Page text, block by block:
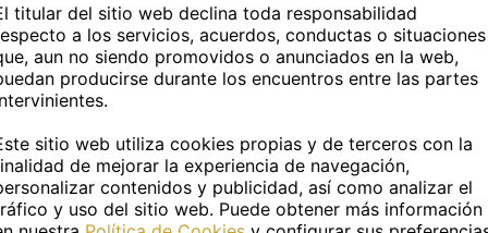
MUSICA
AL PARCHIS
TELEVISION
PELICULA
IR A UN RESTAURANTE
PASEAR POR LA
titular del sitio web declina toda responsabilidad
a los servicios, acuerdos, conductas o situaciones
aun no siendo promovidos o anunciados en la web,
producirse durante los encuentros entre las partes
sitio web utiliza cookies propias y de terceros con la
de mejorar la experiencia de navegación,
contenidos y publicidad, así como analizar el
y uso del sitio web. Puede obtener más información